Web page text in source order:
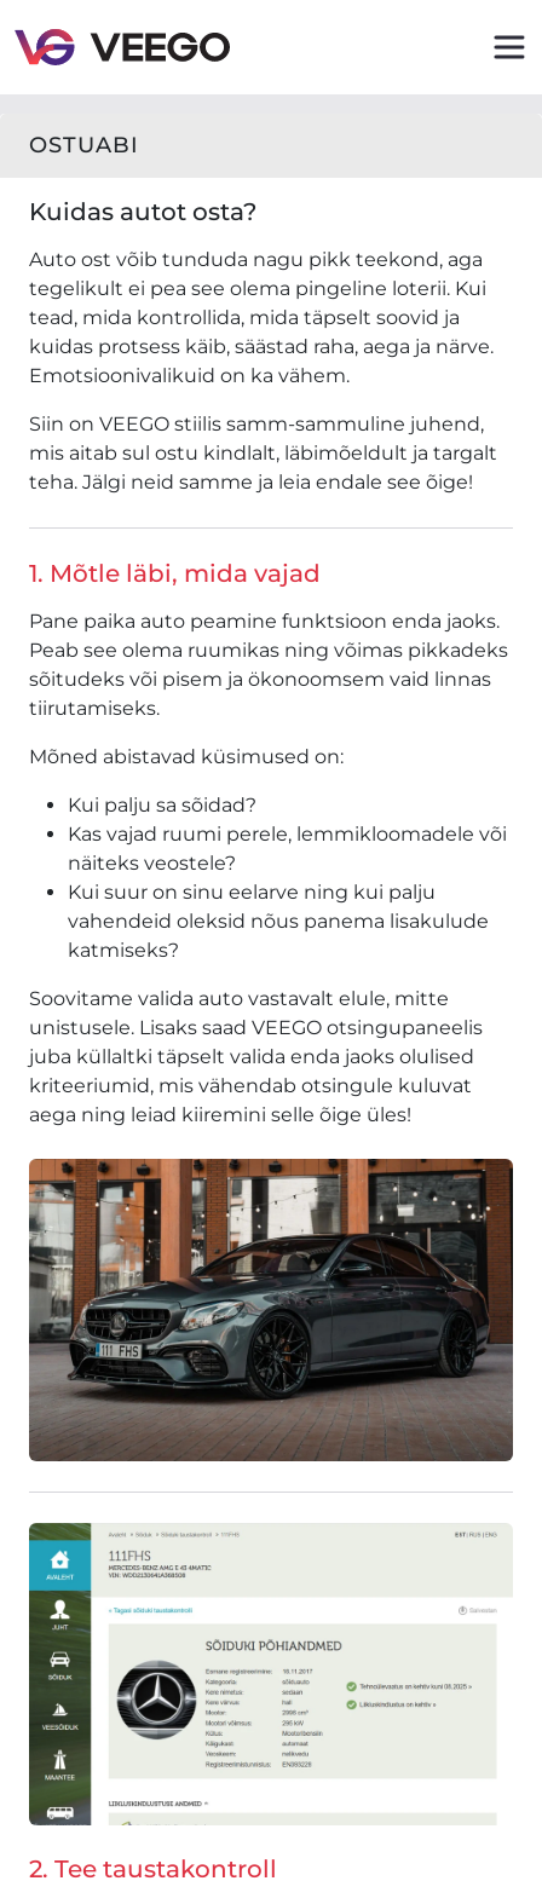
OSTUABI
Kuidas autot osta?
Auto ost võib tunduda nagu pikk teekond, aga
tegelikult ei pea see olema pingeline loterii. Kui
tead, mida kontrollida, mida täpselt soovid ja
kuidas protsess käib, säästad raha, aega ja närve.
Emotsioonivalikuid on ka vähem.
Siin on VEEGO stiilis samm-sammuline juhend,
mis aitab sul ostu kindlalt, läbimõeldult ja targalt
teha. Jälgi neid samme ja leia endale see õige!
1. Mõtle läbi, mida vajad
Pane paika auto peamine funktsioon enda jaoks.
Peab see olema ruumikas ning võimas pikkadeks
sõitudeks või pisem ja ökonoomsem vaid linnas
tiirutamiseks.
Mõned abistavad küsimused on:
Kui palju sa sõidad?
Kas vajad ruumi perele, lemmikloomadele või
näiteks veostele?
Kui suur on sinu eelarve ning kui palju
vahendeid oleksid nõus panema lisakulude
katmiseks?
Soovitame valida auto vastavalt elule, mitte
unistusele. Lisaks saad VEEGO otsingupaneelis
juba küllaltki täpselt valida enda jaoks olulised
kriteeriumid, mis vähendab otsingule kuluvat
aega ning leiad kiiremini selle õige üles!
2. Tee taustakontroll